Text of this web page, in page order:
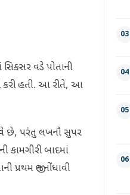
વડે પોતાની
કરી હતી. આ રીતે, આ
છે, પરંતુ લખનૌ સુપર
કામગીરી બાદમાં
જીત નોંધાવી
03
04
05
06